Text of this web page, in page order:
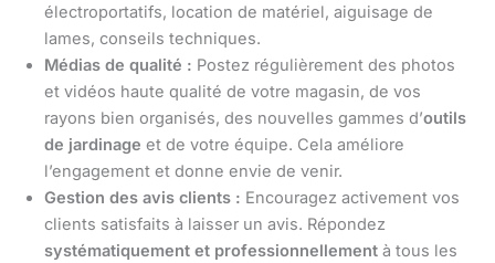
électroportatifs, location de matériel, aiguisage de
lames, conseils techniques.
Médias de qualité : Postez régulièrement des photos
et vidéos haute qualité de votre magasin, de vos
rayons bien organisés, des nouvelles gammes d’outils
de jardinage et de votre équipe. Cela améliore
l’engagement et donne envie de venir.
Gestion des avis clients : Encouragez activement vos
clients satisfaits à laisser un avis. Répondez
systématiquement et professionnellement à tous les